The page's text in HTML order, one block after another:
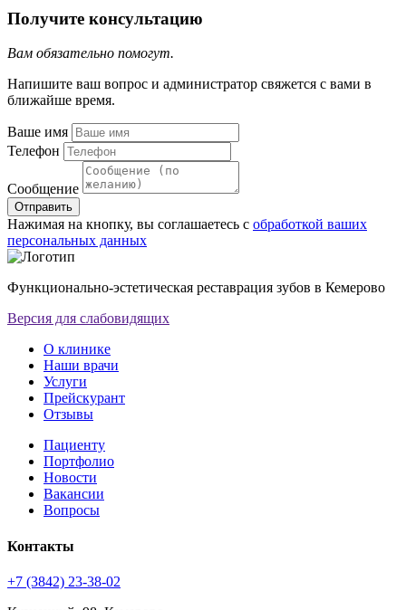
Получите консультацию
Вам обязательно помогут.
Напишите ваш вопрос и администратор свяжется с вами в
ближайше время.
Ваше имя
Телефон
Сообщение
Отправить
Нажимая на кнопку, вы соглашаетесь с обработкой ваших
персональных данных
Функционально-эстетическая реставрация зубов в Кемерово
Версия для слабовидящих
О клинике
Наши врачи
Услуги
Прейскурант
Отзывы
Пациенту
Портфолио
Новости
Вакансии
Вопросы
Контакты
+7 (3842) 23-38-02